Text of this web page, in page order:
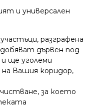
и универсален
разграфена
дървен под
ще уголеми
Вашия коридор,
за което